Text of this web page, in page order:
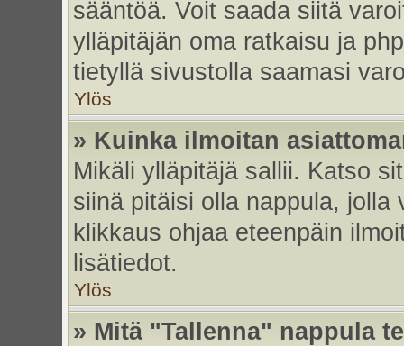
sääntöä. Voit saada siitä
ylläpitäjän oma ratkaisu ja
tietyllä sivustolla saamasi
Ylös
» Kuinka ilmoitan
Mikäli ylläpitäjä sallii. Katso
siinä pitäisi olla nappula, jolla
klikkaus ohjaa eteenpäin
lisätiedot.
Ylös
» Mitä "Tallenna" nappula